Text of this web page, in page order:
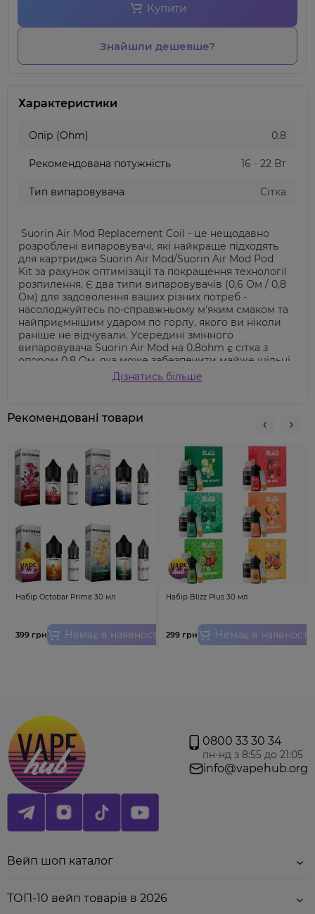
Купити
Знайшли дешевше?
Характеристики
Опір (Ohm) 0.8
Рекомендована потужність 16 - 22 Вт
Тип випаровувача Сітка
Suorin Air Mod Replacement Coil - це нещодавно
розроблені випаровувачі, які найкраще підходять
для картриджа Suorin Air Mod/Suorin Air Mod Pod
Kit за рахунок оптимізації та покращення технології
розпилення. Є два типи випаровувачів (0,6 Ом / 0,8
Ом) для задоволення ваших різних потреб -
насолоджуйтесь по-справжньому м'яким смаком та
найприємнішим ударом по горлу, якого ви ніколи
раніше не відчували. Усередині змінного
випаровувача Suorin Air Mod на 0.8ohm є сітка з
опором 0.8 Ом, яка може забезпечити майже щільні
затяжки та відмінну передачу смаку. Зверніть увагу,
що нові сітчасті випаровувачі 0,6 Ом та
сумісні з попередніми наборами Suorin.
першому використанні не забудьте промочити
бавовну, встановіть випаровувач в картридж,
заповніть резервуар рідиною і зачекайте кілька
хвилин.
Увага!Ціна вказана за 1 шт.
ка має ввібрати в себе
рідину тому рекомендуємо заправити картридж та
зачекати 10-15 хвилин, а лиш потім
Виробник:
Опір: 0.8 Ом;
Діапазон потужності
16-22 Вт;
Тип нагрівального елементу:
сітка.
Дізнатись більше
Рекомендовані товари
Набір Octobar Prime 30 мл
399 грн Немає в наявності
Набір Blizz Plus 30 мл
299 грн Немає в наявності
0800 33 30 34
пн-нд з 8:55 до 21:05
info@vapehub.org
Вейп шоп каталог
ТОП-10 вейп товарів в 2026